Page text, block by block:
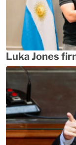
Luka Jones